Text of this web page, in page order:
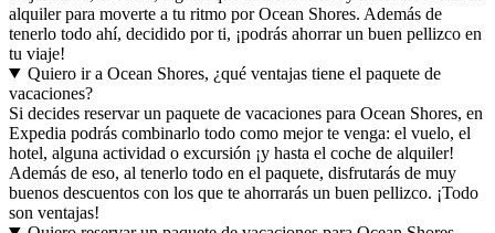
alquiler para moverte a tu ritmo por Ocean Shores. Además de
tenerlo todo ahí, decidido por ti, ¡podrás ahorrar un buen pellizco en
tu viaje!
Quiero ir a Ocean Shores, ¿qué ventajas tiene el paquete de
vacaciones?
Si decides reservar un paquete de vacaciones para Ocean Shores, en
Expedia podrás combinarlo todo como mejor te venga: el vuelo, el
hotel, alguna actividad o excursión ¡y hasta el coche de alquiler!
Además de eso, al tenerlo todo en el paquete, disfrutarás de muy
buenos descuentos con los que te ahorrarás un buen pellizco. ¡Todo
son ventajas!